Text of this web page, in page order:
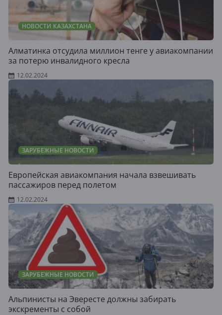
НОВОСТИ КАЗАХСТАНА
Алматинка отсудила миллион тенге у авиакомпании
за потерю инвалидного кресла
12.02.2024
ЗАРУБЕЖНЫЕ НОВОСТИ
Европейская авиакомпания начала взвешивать
пассажиров перед полетом
12.02.2024
ЗАРУБЕЖНЫЕ НОВОСТИ
Альпинисты на Эвересте должны забирать
экскременты с собой